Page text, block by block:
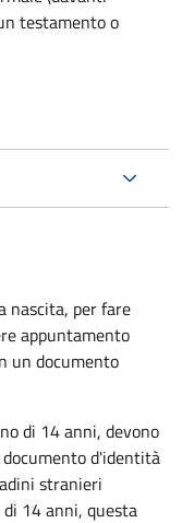
testamento o
nascita, per fare
appuntamento
un documento
di 14 anni, devono
d'identità
stranieri
14 anni, questa